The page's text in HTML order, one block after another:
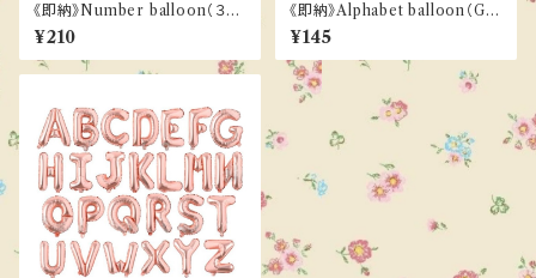
《即納》Number balloon（３co
lor）
¥210
《即納》Alphabet balloon（GO
LD）
¥145